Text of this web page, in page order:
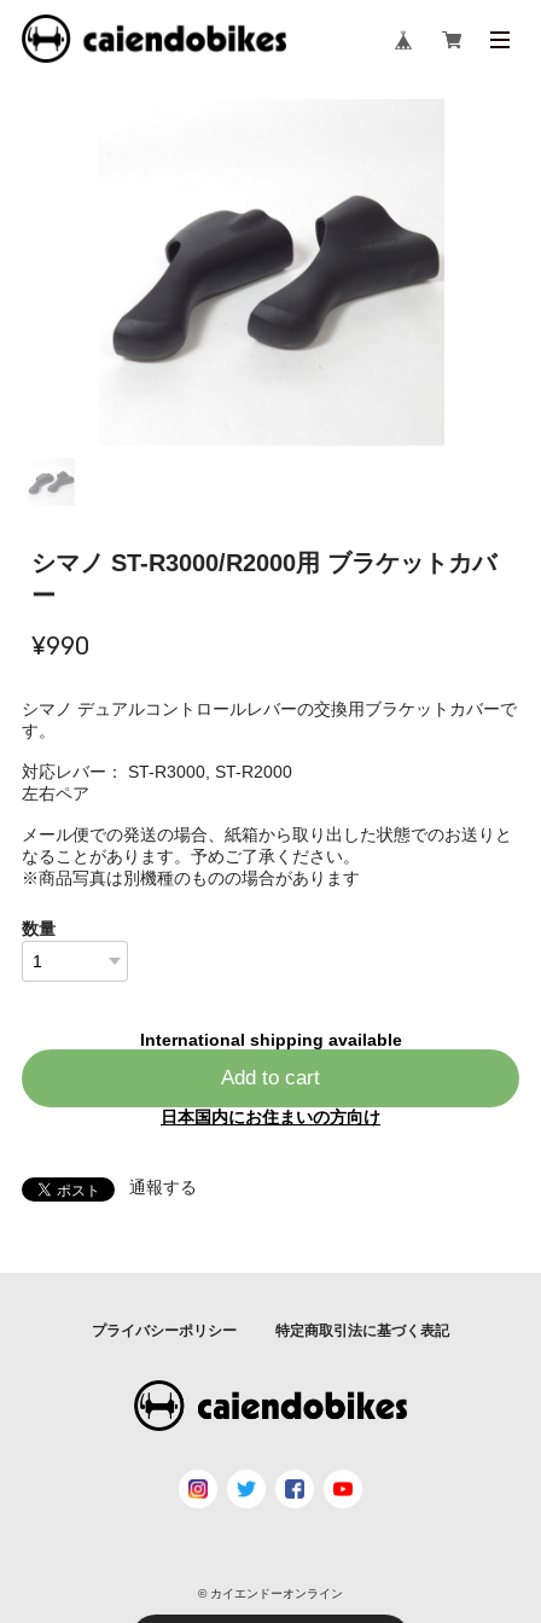
シマノ ST-R3000/R2000用 ブラケットカバ
ー
¥990
シマノ デュアルコントロールレバーの交換用ブラケットカバーで
す。
対応レバー： ST-R3000, ST-R2000
左右ペア
メール便での発送の場合、紙箱から取り出した状態でのお送りと
なることがあります。予めご了承ください。
※商品写真は別機種のものの場合があります
数量
International shipping available
Add to cart
日本国内にお住まいの方向け
通報する
プライバシーポリシー 特定商取引法に基づく表記
© カイエンドーオンライン